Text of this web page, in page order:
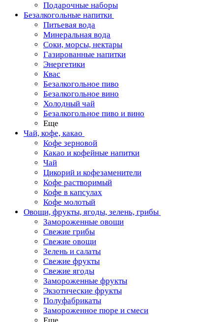
Подарочные наборы
Безалкогольные напитки
Питьевая вода
Минеральная вода
Соки, морсы, нектары
Газированные напитки
Энергетики
Квас
Безалкогольное пиво
Безалкогольное вино
Холодный чай
Безалкогольное пиво и вино
Еще
Чай, кофе, какао
Кофе зерновой
Какао и кофейные напитки
Чай
Цикорий и кофезаменители
Кофе растворимый
Кофе в капсулах
Кофе молотый
Овощи, фрукты, ягоды, зелень, грибы
Замороженные овощи
Свежие грибы
Свежие овощи
Зелень и салаты
Свежие фрукты
Свежие ягоды
Замороженные фрукты
Экзотические фрукты
Полуфабрикаты
Замороженное пюре и смеси